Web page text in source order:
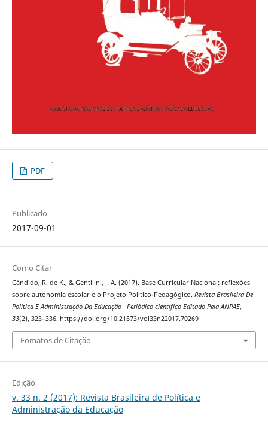
PDF
Publicado
2017-09-01
Como Citar
Cândido, R. de K., & Gentilini, J. A. (2017). Base Curricular Nacional: reflexões
sobre autonomia escolar e o Projeto Político-Pedagógico. Revista Brasileira De
Política E Administração Da Educação - Periódico científico Editado Pela ANPAE,
33(2), 323–336. https://doi.org/10.21573/vol33n22017.70269
Fomatos de Citação
Edição
v. 33 n. 2 (2017): Revista Brasileira de Política e
Administração da Educação